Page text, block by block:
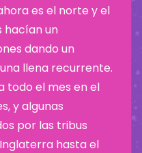
es el norte y el
hacían un
dando un
llena recurrente.
todo el mes en el
y algunas
por las tribus
hasta el